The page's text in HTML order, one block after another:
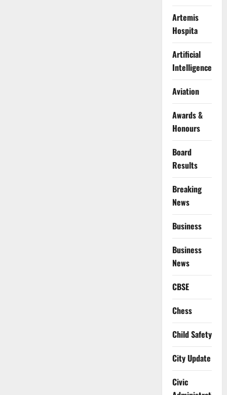
Artemis
Hospita
Artificial
Intelligence
Aviation
Awards &
Honours
Board
Results
Breaking
News
Business
Business
News
CBSE
Chess
Child Safety
City Update
Civic